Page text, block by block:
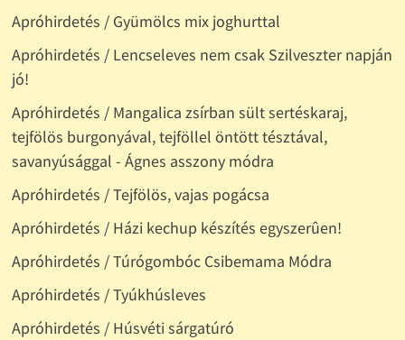
Apróhirdetés / Gyümölcs mix joghurttal
Apróhirdetés / Lencseleves nem csak Szilveszter napján
jó!
Apróhirdetés / Mangalica zsírban sült sertéskaraj,
tejfölös burgonyával, tejföllel öntött tésztával,
savanyúsággal - Ágnes asszony módra
Apróhirdetés / Tejfölös, vajas pogácsa
Apróhirdetés / Házi kechup készítés egyszerûen!
Apróhirdetés / Túrógombóc Csibemama Módra
Apróhirdetés / Tyúkhúsleves
Apróhirdetés / Húsvéti sárgatúró